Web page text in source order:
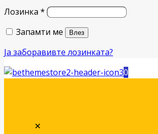
Лозинка *
Запамти ме
Влез
Ја заборавивте лозинката?
0
✕